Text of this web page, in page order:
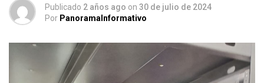
Publicado 2 años ago on 30 de julio de 2024
Por PanoramaInformativo